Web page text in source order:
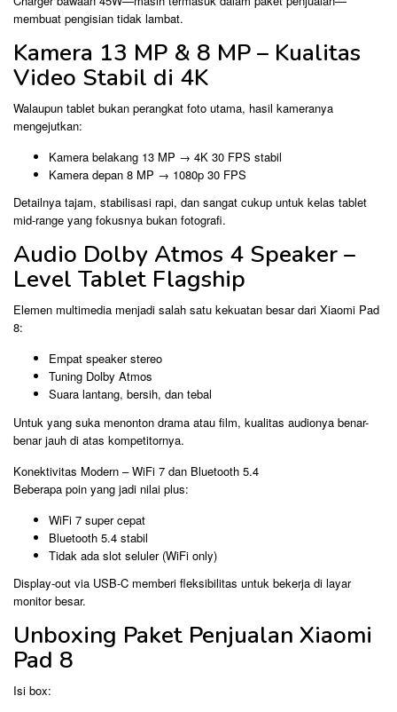
membuat pengisian tidak lambat.
Kamera 13 MP & 8 MP – Kualitas
Video Stabil di 4K
Walaupun tablet bukan perangkat foto utama, hasil kameranya
mengejutkan:
Kamera belakang 13 MP → 4K 30 FPS stabil
Kamera depan 8 MP → 1080p 30 FPS
Detailnya tajam, stabilisasi rapi, dan sangat cukup untuk kelas tablet
mid-range yang fokusnya bukan fotografi.
Audio Dolby Atmos 4 Speaker –
Level Tablet Flagship
Elemen multimedia menjadi salah satu kekuatan besar dari Xiaomi Pad
8:
Empat speaker stereo
Tuning Dolby Atmos
Suara lantang, bersih, dan tebal
Untuk yang suka menonton drama atau film, kualitas audionya benar-
benar jauh di atas kompetitornya.
Konektivitas Modern – WiFi 7 dan Bluetooth 5.4
Beberapa poin yang jadi nilai plus:
WiFi 7 super cepat
Bluetooth 5.4 stabil
Tidak ada slot seluler (WiFi only)
Display-out via USB-C memberi fleksibilitas untuk bekerja di layar
monitor besar.
Unboxing Paket Penjualan Xiaomi
Pad 8
Isi box: